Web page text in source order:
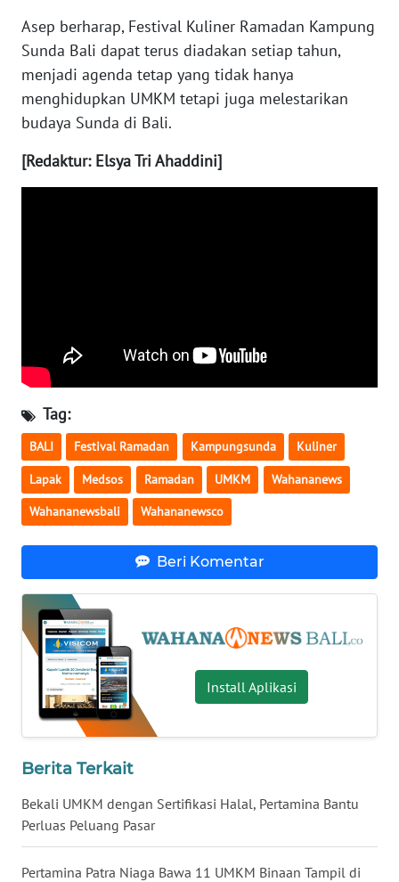
Asep berharap, Festival Kuliner Ramadan Kampung
Sunda Bali dapat terus diadakan setiap tahun,
menjadi agenda tetap yang tidak hanya
menghidupkan UMKM tetapi juga melestarikan
budaya Sunda di Bali.
[Redaktur: Elsya Tri Ahaddini]
Tag:
BALI Festival Ramadan Kampungsunda Kuliner
Lapak Medsos Ramadan UMKM Wahananews
Wahananewsbali Wahananewsco
Beri Komentar
Install Aplikasi
Berita Terkait
Bekali UMKM dengan Sertifikasi Halal, Pertamina Bantu
Perluas Peluang Pasar
Pertamina Patra Niaga Bawa 11 UMKM Binaan Tampil di
WN
DAIRI
WN
DANAU
TOBA
WN
NIAS
WN
TANJUNG
LESUNG
WN
KARO
WN
LABUHANBATU
WN
TAPANULI
TENGAH
SERDANG
WN